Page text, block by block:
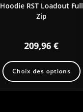
Hoodie RST Loadout Full
Zip
209,96€
Choix des options